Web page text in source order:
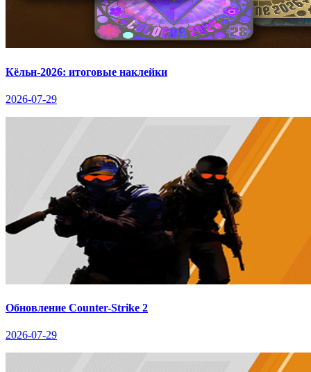
Кёльн-2026: итоговые наклейки
2026-07-29
Обновление Counter-Strike 2
2026-07-29